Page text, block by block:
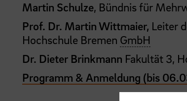
Martin Schulze, Bündnis für
Prof. Dr. Martin Wittmaier, Leiter
Hochschule Bremen GmbH
Dr. Dieter Brinkmann Fakultät 3,
Programm & Anmeldung (bis